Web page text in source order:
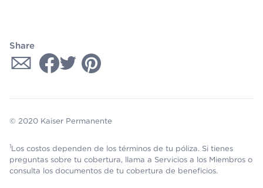
Share
© 2020 Kaiser Permanente
1Los costos dependen de los términos de tu póliza. Si tienes
preguntas sobre tu cobertura, llama a Servicios a los Miembros o
consulta los documentos de tu cobertura de beneficios.